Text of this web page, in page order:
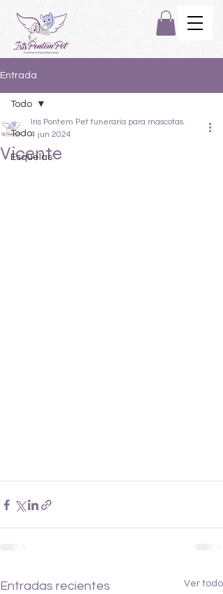
Entrada
Todo
Esquelas
Todo
Vicente
Iris Pontem Pet funeraria para mascotas
4 jun 2024
Entradas recientes Ver todo